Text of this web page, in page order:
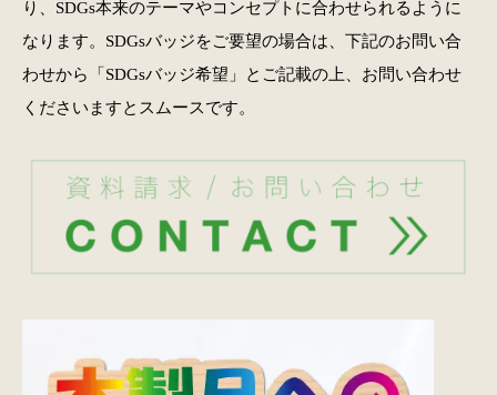
り、SDGs本来のテーマやコンセプトに合わせられるように
なります。SDGsバッジをご要望の場合は、下記のお問い合
わせから「SDGsバッジ希望」とご記載の上、お問い合わせ
くださいますとスムースです。